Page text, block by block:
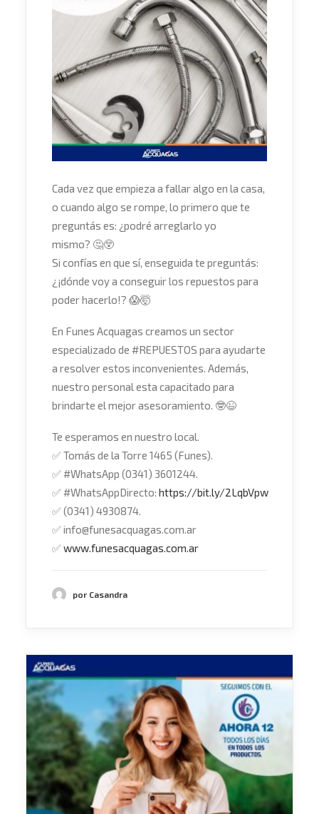
Cada vez que empieza a fallar algo en la casa,
o cuando algo se rompe, lo primero que te
preguntás es: ¿podré arreglarlo yo
mismo? 🤔😲
Si confías en que sí, enseguida te preguntás:
¿¡dónde voy a conseguir los repuestos para
poder hacerlo!? 😱🤯
En Funes Acquagas creamos un sector
especializado de #REPUESTOS para ayudarte
a resolver estos inconvenientes. Además,
nuestro personal esta capacitado para
brindarte el mejor asesoramiento. 🤓😉
Te esperamos en nuestro local.
✅Tomás de la Torre 1465 (Funes).
✅#WhatsApp (0341) 3601244.
✅#WhatsAppDirecto: https://bit.ly/2LqbVpw
✅(0341) 4930874.
✅info@funesacquagas.com.ar
✅www.funesacquagas.com.ar
por Casandra